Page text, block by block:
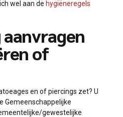
wel aan de hygiëneregels
of
en of piercings zet? U
Gemeenschappelijke
gewestelijke